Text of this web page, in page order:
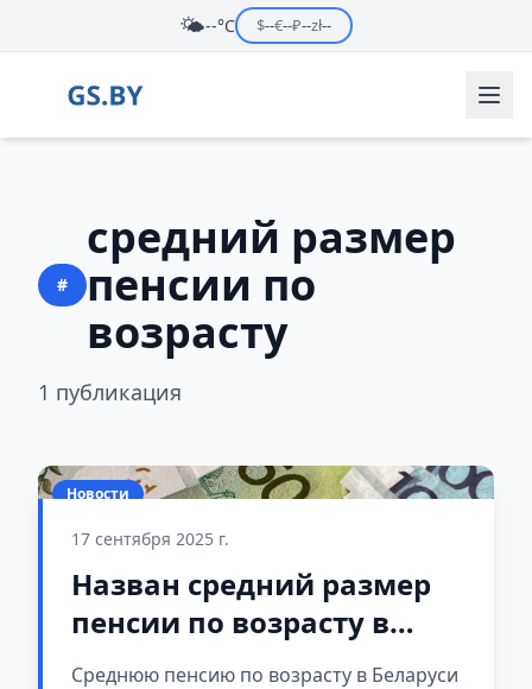
🌤️--°C $--€--₽--zł--
#
средний размер
пенсии по
возрасту
1 публикация
Новости
17 сентября 2025 г.
Назван средний размер
пенсии по возрасту в
Беларуси
Среднюю пенсию по возрасту в Беларуси